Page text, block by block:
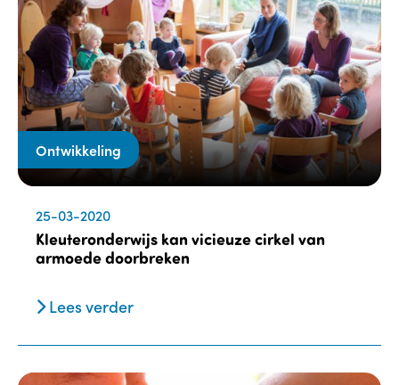
Ontwikkeling
25-03-2020
Kleuteronderwijs kan vicieuze cirkel van
armoede doorbreken
Lees verder